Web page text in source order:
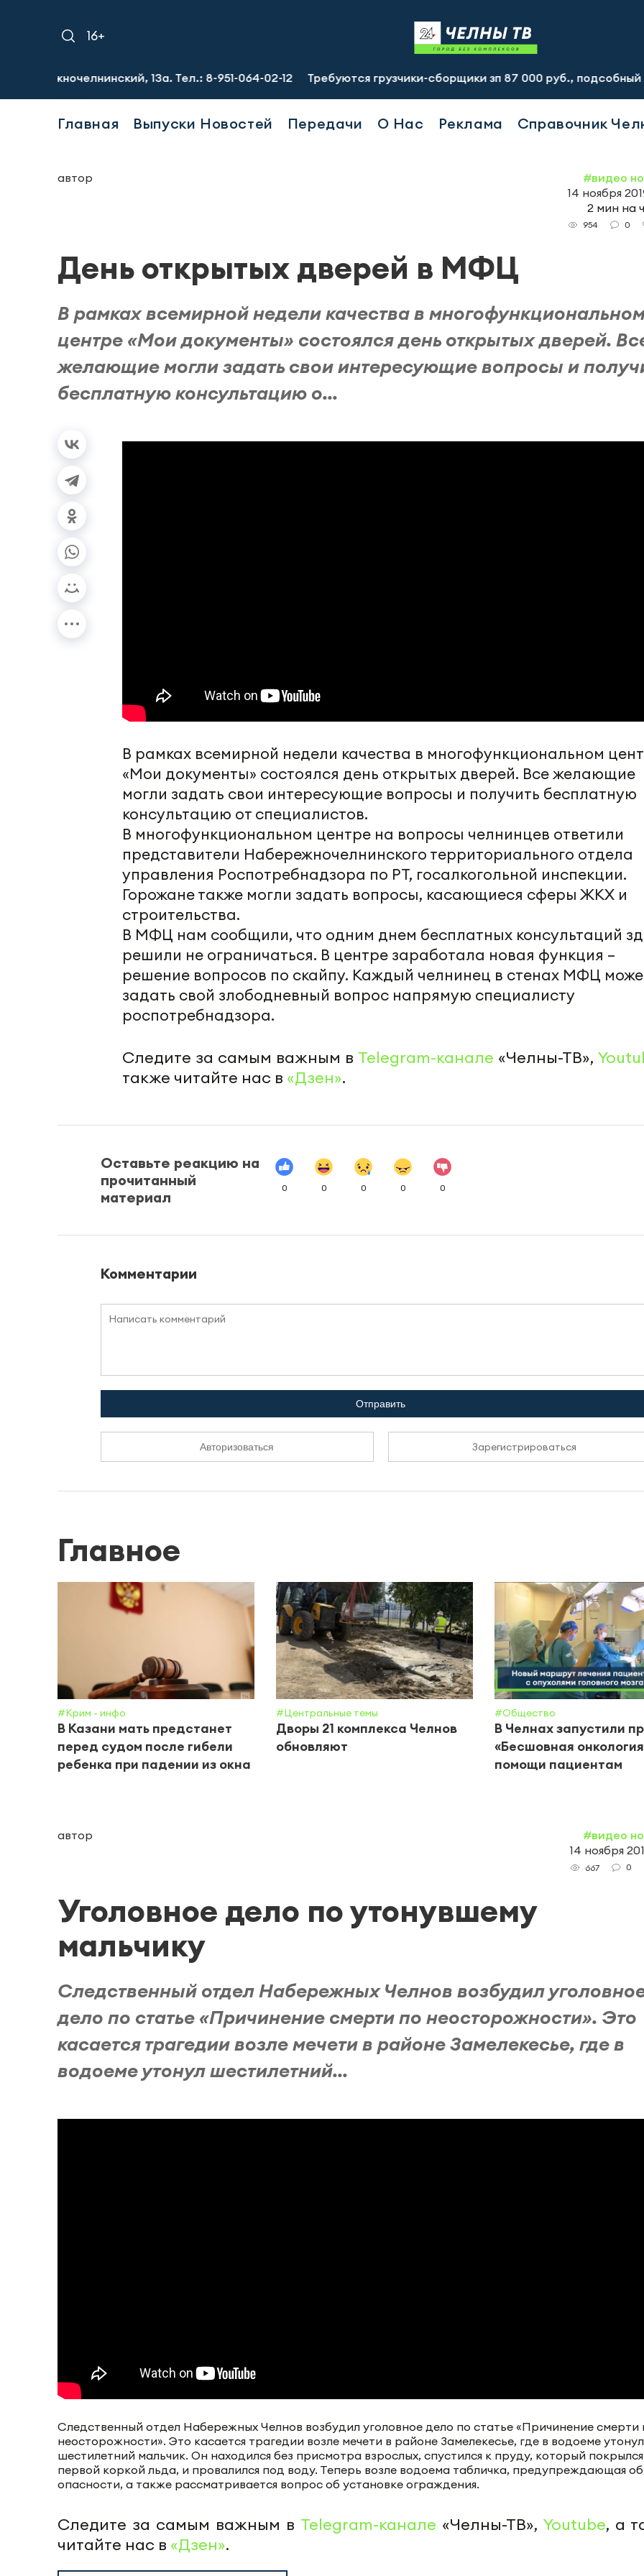
16+
13а. Тел.: 8-951-064-02-12 Требуются грузчики-сборщики зп 87 000 руб., подсобный рабочий
Главная Выпуски Новостей Передачи О Нас Реклама Справочник
автор
#видео
14 ноября
2 мин на
954 0
День открытых дверей в МФЦ
В рамках всемирной недели качества в
центре «Мои документы» состоялся день открытых дверей.
желающие могли задать свои интересующие вопросы и
бесплатную консультацию о...
В рамках всемирной недели качества в многофункциональном
«Мои документы» состоялся день открытых дверей. Все желающие
могли задать свои интересующие вопросы и получить бесплатную
консультацию от специалистов.
В многофункциональном центре на вопросы челнинцев ответили
представители Набережночелнинского территориального отдела
управления Роспотребнадзора по РТ, госалкогольной инспекции.
Горожане также могли задать вопросы, касающиеся сферы ЖКХ и
строительства.
В МФЦ нам сообщили, что одним днем бесплатных консультаций
решили не ограничаться. В центре заработала новая функция –
решение вопросов по скайпу. Каждый челнинец в стенах МФЦ
задать свой злободневный вопрос напрямую специалисту
роспотребнадзора.
Следите за самым важным в Telegram-канале «Челны-ТВ»,
также читайте нас в «Дзен».
Оставьте реакцию на
прочитанный
материал
0 0 0 0 0
Комментарии
Отправить
Авторизоваться Зарегистрироваться
Главное
#Крим - инфо
В Казани мать предстанет
перед судом после гибели
ребенка при падении из окна
#Центральные темы
Дворы 21 комплекса Челнов
обновляют
#Общество
В Челнах запустили
«Бесшовная
помощи пациентам
автор
#видео
14 ноября
667 0
Уголовное дело по утонувшему
мальчику
Следственный отдел Набережных Челнов возбудил
дело по статье «Причинение смерти по неосторожности». Это
касается трагедии возле мечети в районе Замелекесье, где в
водоеме утонул шестилетний...
Следственный отдел Набережных Челнов возбудил уголовное дело по статье «Причинение смерти
неосторожности». Это касается трагедии возле мечети в районе Замелекесье, где в водоеме утонул
шестилетний мальчик. Он находился без присмотра взрослых, спустился к пруду, который покрылся
первой коркой льда, и провалился под воду. Теперь возле водоема табличка, предупреждающая об
опасности, а также рассматривается вопрос об установке ограждения.
Следите за самым важным в Telegram-канале «Челны-ТВ», Youtube, а
читайте нас в «Дзен».